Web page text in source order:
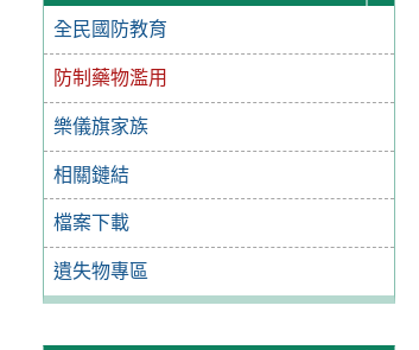
全民國防教育
防制藥物濫用
樂儀旗家族
相關鏈結
檔案下載
遺失物專區